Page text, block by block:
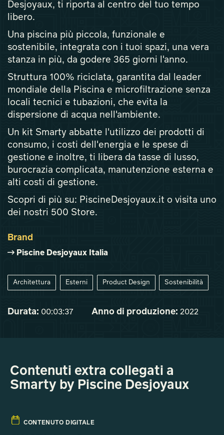
Desjoyaux, ti riporta al centro del tuo tempo
libero.
Una piscina più piccola, funzionale e
sostenibile, integrata con i tuoi spazi, una vera
stanza in più, da godere 365 giorni l'anno.
Struttura 100% riciclata, garantita dal leader
mondiale della Piscina e microfiltrazione senza
locali tecnici e tubazioni, che evita la
dispersione di acqua nell'ambiente.
Un kit Smarty abbatte l'utilizzo dei prodotti di
consumo, i costi dell'energia e le spese di
gestione e inoltre, ti libera da tasse di lusso,
burocrazia complicata, manutenzione esterna e
alti costi di gestione.
Scopri di più su: PiscineDesjoyaux.it o visita uno
dei nostri 500 Store.
Brand
Piscine Desjoyaux Italia
Architettura Esterni Product Design Sostenibilità
Durata: 00:03:37 Anno di produzione: 2022
Contenuti extra collegati a
Smarty by Piscine Desjoyaux
CONTENUTO DIGITALE